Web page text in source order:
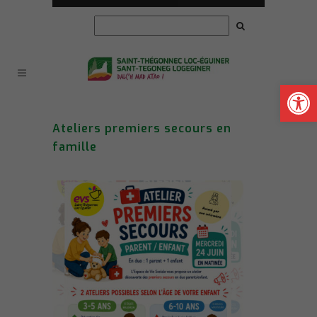
Ouvrir
Ateliers premiers secours en
famille